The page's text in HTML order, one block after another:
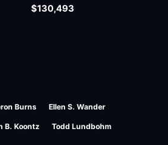
$130,493
Burns Ellen S. Wander
B. Koontz Todd Lundbohm